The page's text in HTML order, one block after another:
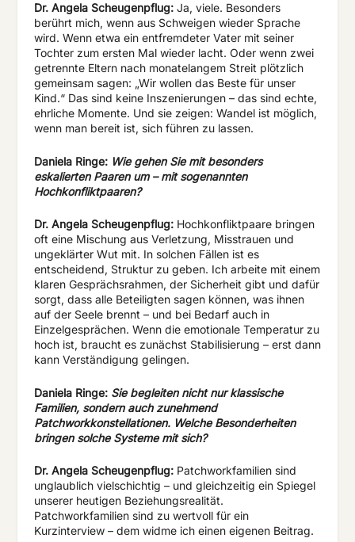
Dr. Angela Scheugenpflug: Ja, viele. Besonders
berührt mich, wenn aus Schweigen wieder Sprache
wird. Wenn etwa ein entfremdeter Vater mit seiner
Tochter zum ersten Mal wieder lacht. Oder wenn zwei
getrennte Eltern nach monatelangem Streit plötzlich
gemeinsam sagen: „Wir wollen das Beste für unser
Kind.“ Das sind keine Inszenierungen – das sind echte,
ehrliche Momente. Und sie zeigen: Wandel ist möglich,
wenn man bereit ist, sich führen zu lassen.
Daniela Ringe: Wie gehen Sie mit besonders
eskalierten Paaren um – mit sogenannten
Hochkonfliktpaaren?
Dr. Angela Scheugenpflug: Hochkonfliktpaare bringen
oft eine Mischung aus Verletzung, Misstrauen und
ungeklärter Wut mit. In solchen Fällen ist es
entscheidend, Struktur zu geben. Ich arbeite mit einem
klaren Gesprächsrahmen, der Sicherheit gibt und dafür
sorgt, dass alle Beteiligten sagen können, was ihnen
auf der Seele brennt – und bei Bedarf auch in
Einzelgesprächen. Wenn die emotionale Temperatur zu
hoch ist, braucht es zunächst Stabilisierung – erst dann
kann Verständigung gelingen.
Daniela Ringe: Sie begleiten nicht nur klassische
Familien, sondern auch zunehmend
Patchworkkonstellationen. Welche Besonderheiten
bringen solche Systeme mit sich?
Dr. Angela Scheugenpflug: Patchworkfamilien sind
unglaublich vielschichtig – und gleichzeitig ein Spiegel
unserer heutigen Beziehungsrealität.
Patchworkfamilien sind zu wertvoll für ein
Kurzinterview – dem widme ich einen eigenen Beitrag.